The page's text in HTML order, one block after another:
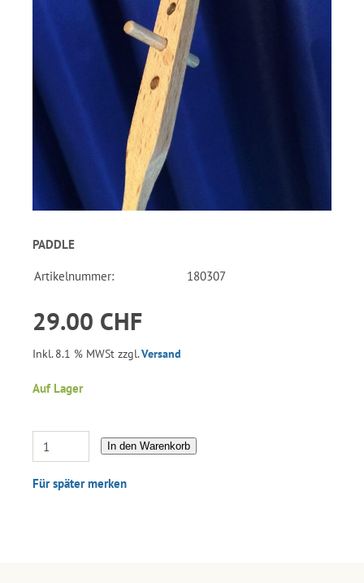
PADDLE
Artikelnummer: 180307
29.00 CHF
Inkl. 8.1 % MWSt zzgl.Versand
Auf Lager
In den Warenkorb
Für später merken